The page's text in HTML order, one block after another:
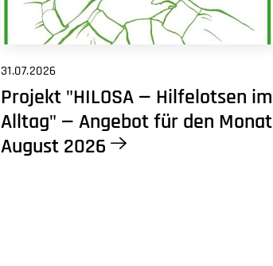
31.07.2026
Projekt "HILOSA — Hilfelotsen im
Alltag" — Angebot für den Monat
August 2026